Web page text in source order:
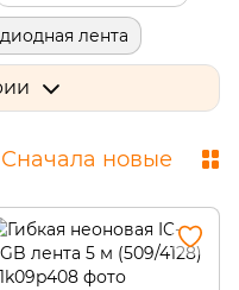
лента
Сначала новые